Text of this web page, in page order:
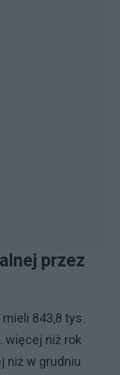
przez
843,8 tys.
więcej niż rok
niż w grudniu